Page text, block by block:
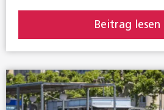
Beitrag lesen